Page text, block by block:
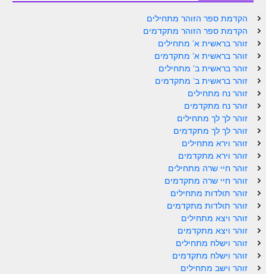
זוהר מצורע מתחילים
זוהר מצורע למתקדמים
זוהר אחרי מות למתחילים
זוהר אחרי מות למתקדמים
הזוהר הקדוש – קדושים למתחילים
הזוהר הקדוש – קדושים למתקדמים
ספר הזוהר אמור השקפה
ספר הזוהר אמור מתקדמים
הזוהר הקדוש פרשת בהר למתחילים
הזוהר הקדוש פרשת בהר – מתקדמים
זוהר בחוקותי למתחילים
זוהר הקדוש בחוקותי למתקדמים
הקדמת ספר הזוהר מתחילים
הקדמת ספר הזוהר מתקדמים
זוהר בראשית א' מתחילים
זוהר בראשית א' מתקדמים
זוהר בראשית ב' מתחילים
זוהר בראשית ב' מתקדמים
זוהר נח מתחילים
זוהר נח מתקדמים
זוהר לך לך מתחילים
זוהר לך לך מתקדמים
זוהר וירא מתחילים
זוהר וירא מתקדמים
זוהר חיי שרה מתחילים
זוהר חיי שרה מתקדמים
זוהר תולדות מתחילים
זוהר תולדות מתקדמים
זוהר ויצא מתחילים
זוהר ויצא מתקדמים
זוהר וישלח מתחילים
זוהר וישלח מתקדמים
זוהר וישב מתחילים